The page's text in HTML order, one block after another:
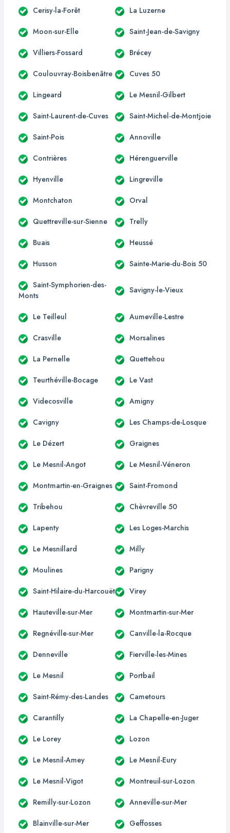
Cerisy-la-Forêt La Luzerne
Moon-sur-Elle Saint-Jean-de-Savigny
Villiers-Fossard Brécey
Coulouvray-Boisbenâtre Cuves 50
Lingeard Le Mesnil-Gilbert
Saint-Laurent-de-Cuves Saint-Michel-de-Montjoie
Saint-Pois Annoville
Contrières Hérenguerville
Hyenville Lingreville
Montchaton Orval
Quettreville-sur-Sienne Trelly
Buais Heussé
Husson Sainte-Marie-du-Bois 50
Saint-Symphorien-des-
Monts
Savigny-le-Vieux
Le Teilleul Aumeville-Lestre
Crasville Morsalines
La Pernelle Quettehou
Teurthéville-Bocage Le Vast
Videcosville Amigny
Cavigny Les Champs-de-Losque
Le Dézert Graignes
Le Mesnil-Angot Le Mesnil-Véneron
Montmartin-en-Graignes Saint-Fromond
Tribehou Chèvreville 50
Lapenty Les Loges-Marchis
Le Mesnillard Milly
Moulines Parigny
Saint-Hilaire-du-Harcouët Virey
Hauteville-sur-Mer Montmartin-sur-Mer
Regnéville-sur-Mer Canville-la-Rocque
Denneville Fierville-les-Mines
Le Mesnil Portbail
Saint-Rémy-des-Landes Cametours
Carantilly La Chapelle-en-Juger
Le Lorey Lozon
Le Mesnil-Amey Le Mesnil-Eury
Le Mesnil-Vigot Montreuil-sur-Lozon
Remilly-sur-Lozon Anneville-sur-Mer
Blainville-sur-Mer Geffosses